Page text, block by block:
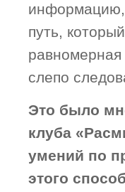
информацию,
путь,
равномерная
слепо
Это было
клуба
умений по
этого